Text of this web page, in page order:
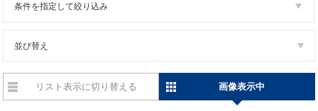
条件を指定して絞り込み
並び替え
リスト表示に切り替える 画像表示中